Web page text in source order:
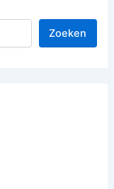
Zoeken